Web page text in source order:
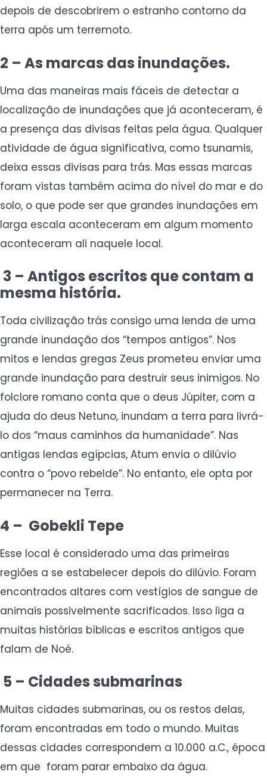
depois de descobrirem o estranho contorno da
terra após um terremoto.
2 – As marcas das inundações.
Uma das maneiras mais fáceis de detectar a
localização de inundações que já aconteceram, é
a presença das divisas feitas pela água. Qualquer
atividade de água significativa, como tsunamis,
deixa essas divisas para trás. Mas essas marcas
foram vistas também acima do nível do mar e do
solo, o que pode ser que grandes inundações em
larga escala aconteceram em algum momento
aconteceram ali naquele local.
3 – Antigos escritos que contam a
mesma história.
Toda civilização trás consigo uma lenda de uma
grande inundação dos “tempos antigos”. Nos
mitos e lendas gregas Zeus prometeu enviar uma
grande inundação para destruir seus inimigos. No
folclore romano conta que o deus Júpiter, com a
ajuda do deus Netuno, inundam a terra para livrá-
lo dos “maus caminhos da humanidade”. Nas
antigas lendas egípcias, Atum envia o dilúvio
contra o “povo rebelde”. No entanto, ele opta por
permanecer na Terra.
4 – Gobekli Tepe
Esse local é considerado uma das primeiras
regiões a se estabelecer depois do dilúvio. Foram
encontrados altares com vestígios de sangue de
animais possivelmente sacrificados. Isso liga a
muitas histórias bíblicas e escritos antigos que
falam de Noé.
5 – Cidades submarinas
Muitas cidades submarinas, ou os restos delas,
foram encontradas em todo o mundo. Muitas
dessas cidades correspondem a 10.000 a.C., época
em que foram parar embaixo da água.